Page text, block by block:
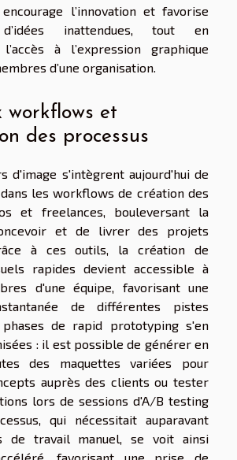
l’innovation et favorise
d’idées inattendues, tout en
à l’expression graphique
d’une organisation.
workflows et
des processus
d'image s'intègrent aujourd'hui de
les workflows de création des
et freelances, bouleversant la
et de livrer des projets
à ces outils, la création de
rapides devient accessible à
d'une équipe, favorisant une
de différentes pistes
de rapid prototyping s'en
: il est possible de générer en
des maquettes variées pour
auprès des clients ou tester
lors de sessions d'A/B testing
qui nécessitait auparavant
de travail manuel, se voit ainsi